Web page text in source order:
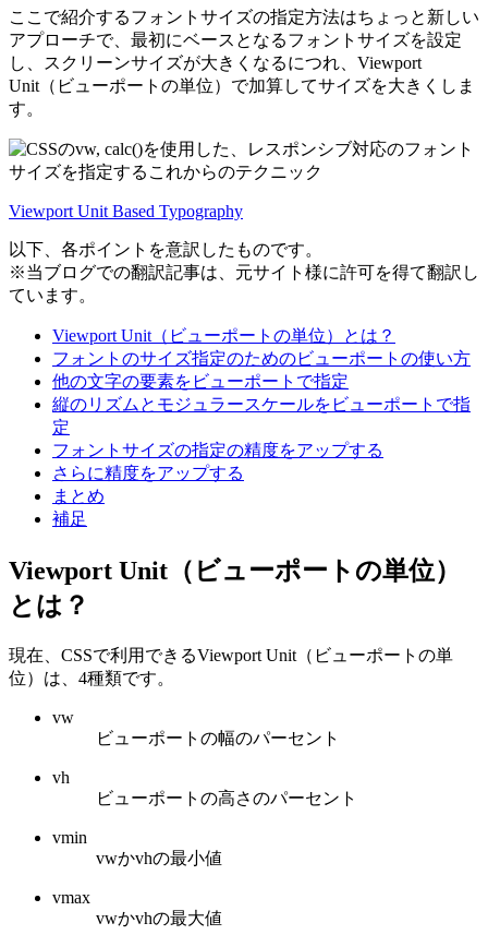
ここで紹介するフォントサイズの指定方法はちょっと新しい
アプローチで、最初にベースとなるフォントサイズを設定
し、スクリーンサイズが大きくなるにつれ、Viewport
Unit（ビューポートの単位）で加算してサイズを大きくしま
す。
Viewport Unit Based Typography
以下、各ポイントを意訳したものです。
※当ブログでの翻訳記事は、元サイト様に許可を得て翻訳し
ています。
Viewport Unit（ビューポートの単位）とは？
フォントのサイズ指定のためのビューポートの使い方
他の文字の要素をビューポートで指定
縦のリズムとモジュラースケールをビューポートで指
定
フォントサイズの指定の精度をアップする
さらに精度をアップする
まとめ
補足
Viewport Unit（ビューポートの単位）
とは？
現在、CSSで利用できるViewport Unit（ビューポートの単
位）は、4種類です。
vw
ビューポートの幅のパーセント
vh
ビューポートの高さのパーセント
vmin
vwかvhの最小値
vmax
vwかvhの最大値